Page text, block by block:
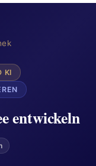
KI
entwickeln